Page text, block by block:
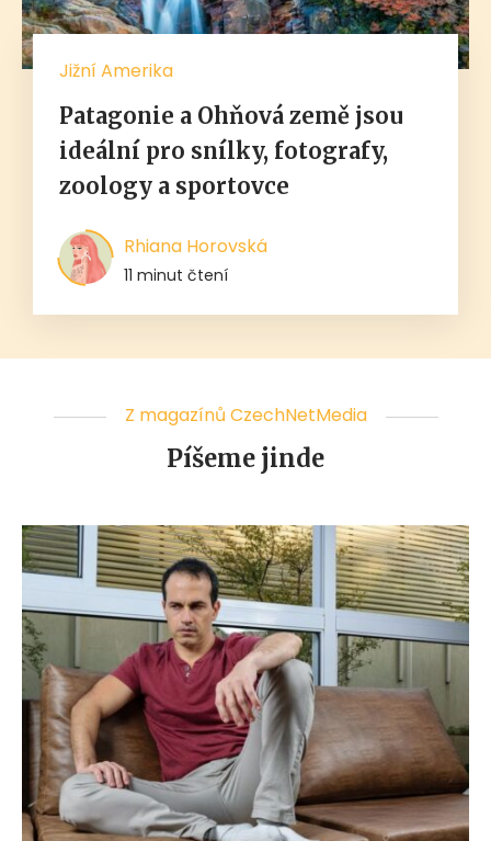
Jižní Amerika
Patagonie a Ohňová země jsou
ideální pro snílky, fotografy,
zoology a sportovce
Rhiana Horovská
11 minut čtení
Z magazínů CzechNetMedia
Píšeme jinde